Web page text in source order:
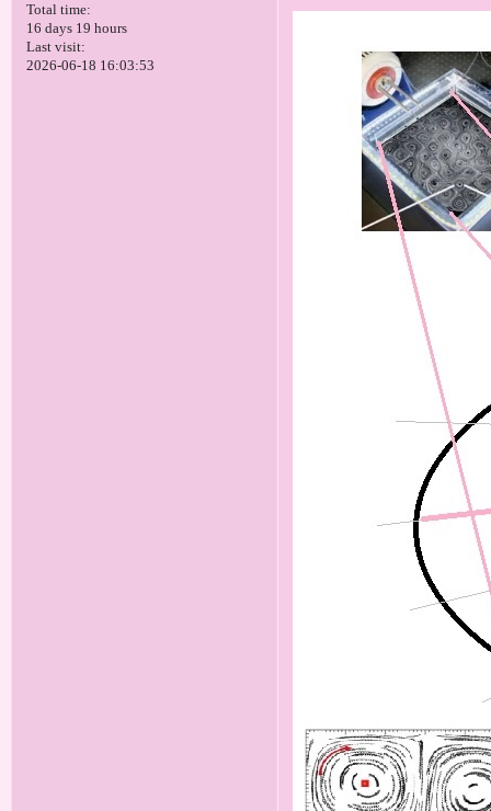
Total time:
16 days 19 hours
Last visit:
2026-06-18 16:03:53